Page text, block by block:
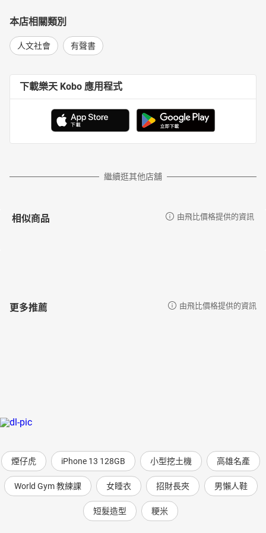
本店相關類別
人文社會 有聲書
下載樂天 Kobo 應用程式
繼續逛其他店舖
相似商品 由飛比價格提供的資訊
更多推薦 由飛比價格提供的資訊
煙仔虎 iPhone 13 128GB 小型挖土機 高雄名產
World Gym 教練課 女睡衣 招財長夾 男懶人鞋
短髮造型 粳米